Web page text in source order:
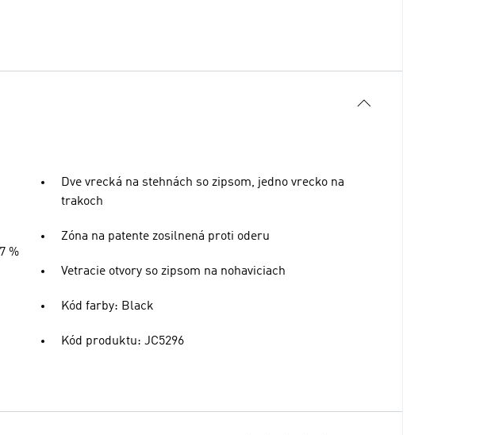
%
Dve vrecká na stehnách so zipsom, jedno vrecko na
trakoch
Zóna na patente zosilnená proti oderu
Vetracie otvory so zipsom na nohaviciach
Kód farby: Black
Kód produktu: JC5296